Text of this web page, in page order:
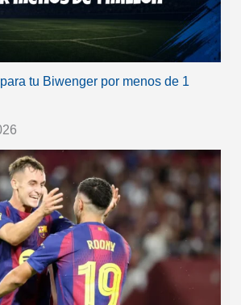
tu Biwenger por menos de 1